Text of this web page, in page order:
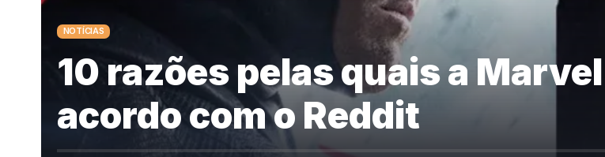
NOTÍCIAS
10 razões pelas quais a
acordo com o Reddit